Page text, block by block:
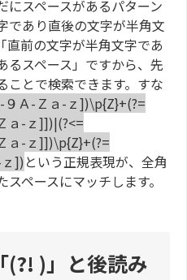
にスペースがあるパターン
であり直後の文字が半角文
直前の文字が半角文字であ
るスペース」ですから、先
ことで検索できます。すな
Ａ-Ｚａ-ｚ])\p{Z}+(?=
ａ-ｚ]])|(?<=
ａ-ｚ]])\p{Z}+(?=
]) という正規表現が、全角
ペースにマッチします。
(?! )」と後読み